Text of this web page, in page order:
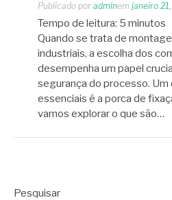
Publicado por adminem janeiro
Tempo de leitura: 5 minutos
Quando se trata de
industriais, a escolha dos
desempenha um papel
segurança do processo.
essenciais é a porca de
vamos explorar o que são…
Pesquisar